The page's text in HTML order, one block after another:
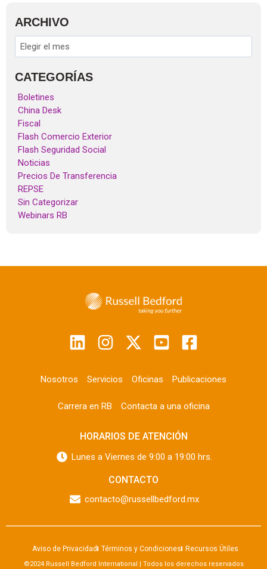
ARCHIVO
CATEGORÍAS
Boletines
China Desk
Fiscal
Flash Comercio Exterior
Flash Seguridad Social
Noticias
Precios De Transferencia
REPSE
Sin Categorizar
Webinars RB
Nosotros Servicios Oficinas Publicaciones
Carrera en RB Contacta a una oficina
HORARIOS DE ATENCIÓN
Lunes a Viernes de 9:00 a 19:00 hrs.
CONTACTO
contacto@russellbedford.mx
Aviso de Privacidad Términos y Condiciones Recursos Útiles
©2024 Russell Bedford International | Todos los derechos reservados